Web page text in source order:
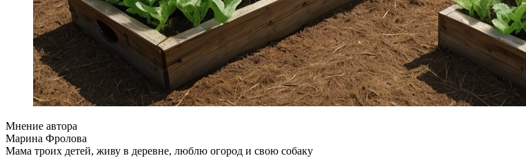
Мнение автора
Марина Фролова
Мама троих детей, живу в деревне, люблю огород и свою собаку